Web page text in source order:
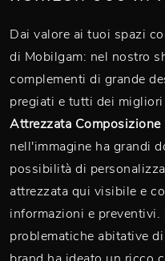
Dai valore ai tuoi spazi
di Mobilgam: nel nostro
complementi di grande
pregiati e tutti dei
Attrezzata
nell'immagine ha grandi
possibilità di
attrezzata qui visibile e
informazioni e preventivi.
problematiche abitative